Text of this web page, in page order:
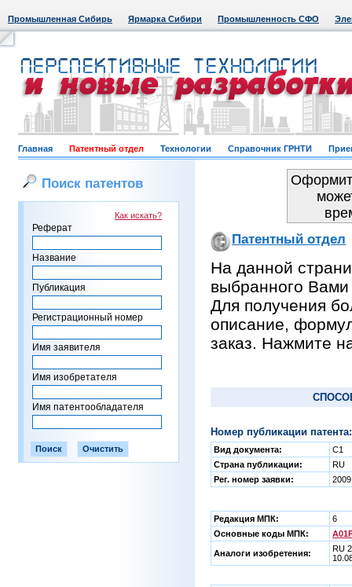
Промышленная Сибирь Ярмарка Сибири Промышленность СФО
Главная Патентный отдел Технологии Справочник ГРНТИ
Поиск патентов
Как искать?
Реферат
Название
Публикация
Регистрационный номер
Имя заявителя
Имя изобретателя
Имя патентообладателя
Патентный отдел
На данной
выбранного Вами
Для получения
описание,
заказ. Нажмите
Номер публикации
Вид документа:
C1
Страна публикации:
RU
Рег. номер заявки:
Редакция МПК:
6
Основные коды МПК:
Аналоги изобретения:
RU